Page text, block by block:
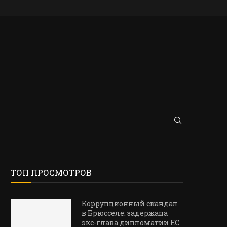
ТОП ПРОСМОТРОВ
Коррупционный скандал
в Брюсселе: задержана
экс-глава дипломатии ЕС